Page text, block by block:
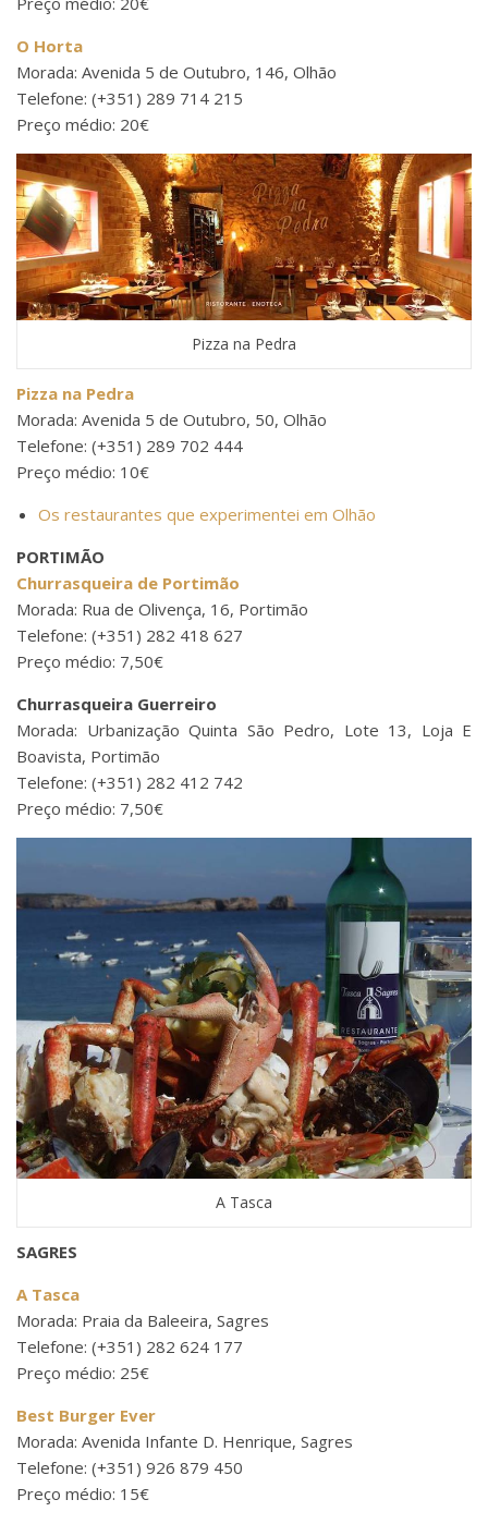
O Horta
Morada: Avenida 5 de Outubro, 146, Olhão
Telefone: (+351) 289 714 215
Preço médio: 20€
Pizza na Pedra
Pizza na Pedra
Morada: Avenida 5 de Outubro, 50, Olhão
Telefone: (+351) 289 702 444
Preço médio: 10€
Os restaurantes que experimentei em Olhão
PORTIMÃO
Churrasqueira de Portimão
Morada: Rua de Olivença, 16, Portimão
Telefone: (+351) 282 418 627
Preço médio: 7,50€
Churrasqueira Guerreiro
Morada: Urbanização Quinta São Pedro, Lote 13, Loja E
Boavista, Portimão
Telefone: (+351) 282 412 742
Preço médio: 7,50€
A Tasca
SAGRES
A Tasca
Morada: Praia da Baleeira, Sagres
Telefone: (+351) 282 624 177
Preço médio: 25€
Best Burger Ever
Morada: Avenida Infante D. Henrique, Sagres
Telefone: (+351) 926 879 450
Preço médio: 15€